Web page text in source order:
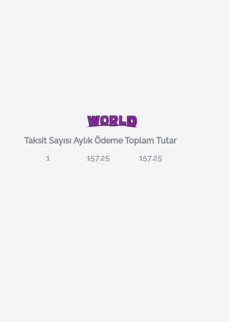
Taksit Sayısı Aylık Ödeme Toplam Tutar
1
157.25 157.25